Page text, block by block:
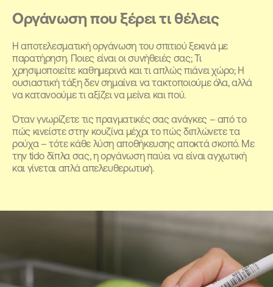
Οργάνωση που ξέρειτι θέλεις
Η αποτελεσματική οργάνωση του σπιτιού ξεκινά με
παρατήρηση. Ποιες είναι οι συνήθειές σας; Τι
χρησιμοποιείτε καθημερινά και τι απλώς πιάνει χώρο; Η
ουσιαστική τάξη δεν σημαίνει να τακτοποιούμε όλα, αλλά
να κατανοούμε τι αξίζει να μείνει και πού.
Όταν γνωρίζετε τις πραγματικές σας ανάγκες – από το
πώς κινείστε στην κουζίνα μέχρι το πώς διπλώνετε τα
ρούχα – τότε κάθε λύση αποθήκευσης αποκτά σκοπό. Με
την tido δίπλα σας, η οργάνωση παύει να είναι αγχωτική
και γίνεται απλά απελευθερωτική.